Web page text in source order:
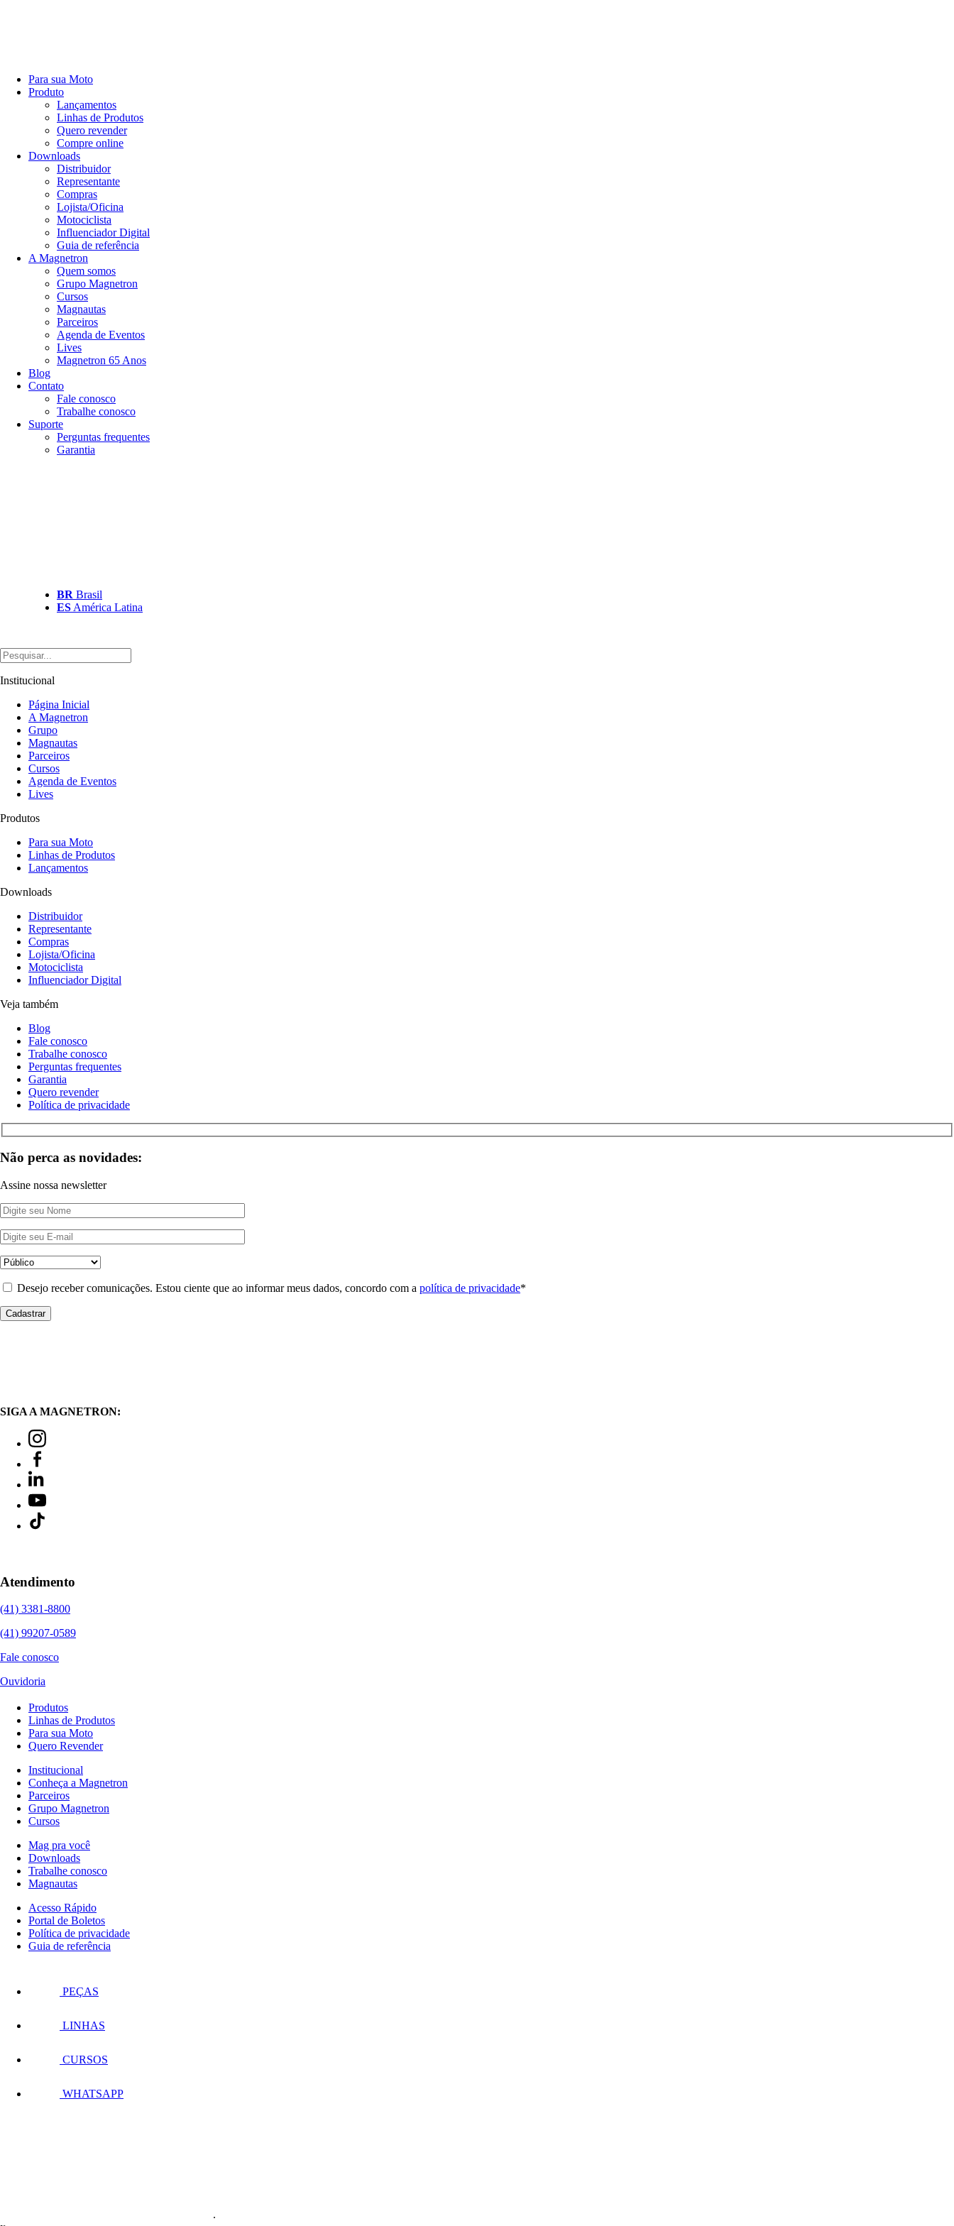
Para sua Moto
Produto
Lançamentos
Linhas de Produtos
Quero revender
Compre online
Downloads
Distribuidor
Representante
Compras
Lojista/Oficina
Motociclista
Influenciador Digital
Guia de referência
A Magnetron
Quem somos
Grupo Magnetron
Cursos
Magnautas
Parceiros
Agenda de Eventos
Lives
Magnetron 65 Anos
Blog
Contato
Fale conosco
Trabalhe conosco
Suporte
Perguntas frequentes
Garantia
BR Brasil
ES América Latina
Institucional
Página Inicial
A Magnetron
Grupo
Magnautas
Parceiros
Cursos
Agenda de Eventos
Lives
Produtos
Para sua Moto
Linhas de Produtos
Lançamentos
Downloads
Distribuidor
Representante
Compras
Lojista/Oficina
Motociclista
Influenciador Digital
Veja também
Blog
Fale conosco
Trabalhe conosco
Perguntas frequentes
Garantia
Quero revender
Política de privacidade
Não perca as novidades:
Assine nossa newsletter
Desejo receber comunicações. Estou ciente que ao informar meus dados, concordo com a política de privacidade*
SIGA A MAGNETRON:
Atendimento
(41) 3381-8800
(41) 99207-0589
Fale conosco
Ouvidoria
Produtos
Linhas de Produtos
Para sua Moto
Quero Revender
Institucional
Conheça a Magnetron
Parceiros
Grupo Magnetron
Cursos
Mag pra você
Downloads
Trabalhe conosco
Magnautas
Acesso Rápido
Portal de Boletos
Política de privacidade
Guia de referência
PEÇAS
LINHAS
CURSOS
WHATSAPP
.